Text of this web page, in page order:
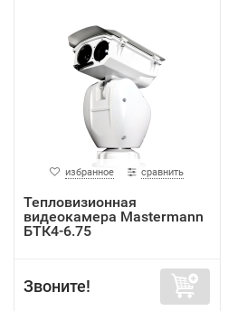
избранное сравнить
Тепловизионная
видеокамера Mastermann
БТК4-6.75
Звоните!